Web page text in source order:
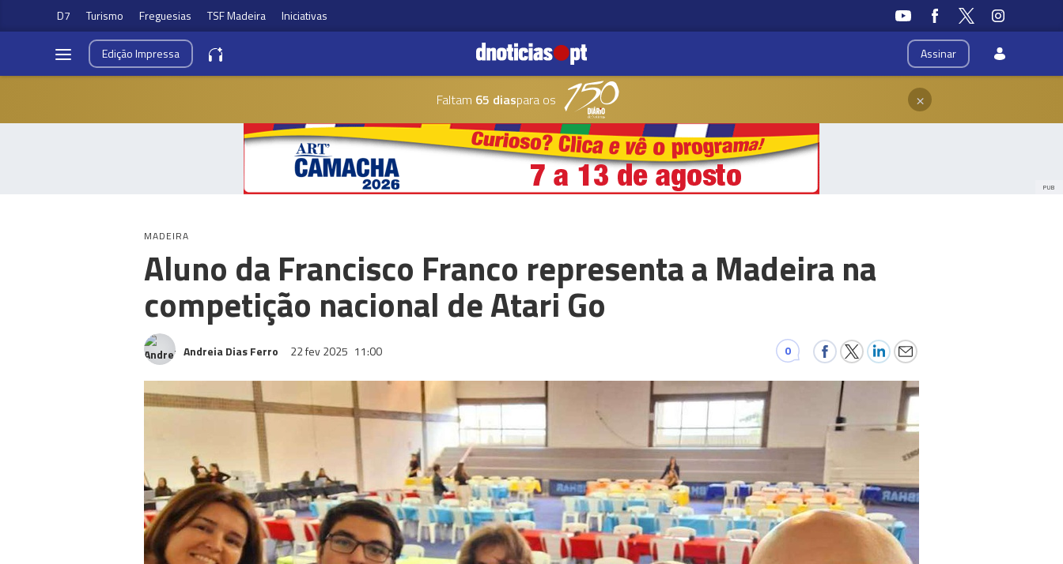
D7 Turismo Freguesias TSF Madeira Iniciativas
Assinar
EdiçãoImpressa
Faltam 65 diaspara os ×
PUB
MADEIRA
Aluno da Francisco Franco representa a Madeira na
competição nacional de Atari Go
Andreia Dias Ferro 22 fev 2025 11:00 0